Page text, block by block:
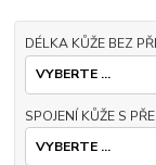
DÉLKA KŮŽE BEZ
SPOJENÍ KŮŽE S